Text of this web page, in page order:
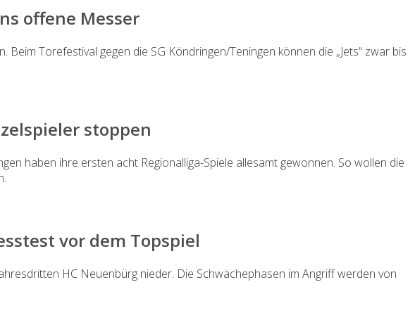
offene Messer
Torefestival gegen die SG Köndringen/Teningen können die „Jets“ zwar bis
stoppen
haben ihre ersten acht Regionalliga-Spiele allesamt gewonnen. So wollen die
vor dem Topspiel
HC Neuenbürg nieder. Die Schwächephasen im Angriff werden von